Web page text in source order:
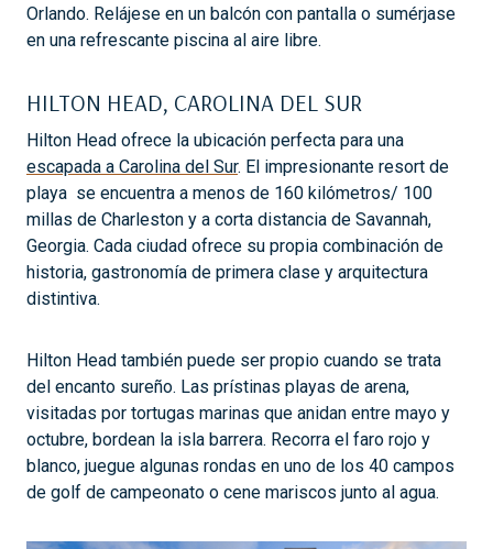
Orlando. Relájese en un balcón con pantalla o sumérjase
en una refrescante piscina al aire libre.
HILTON HEAD, CAROLINA DEL SUR
Hilton Head ofrece la ubicación perfecta para una
escapada a Carolina del Sur. El impresionante resort de
playa se encuentra a menos de 160 kilómetros/ 100
millas de Charleston y a corta distancia de Savannah,
Georgia. Cada ciudad ofrece su propia combinación de
historia, gastronomía de primera clase y arquitectura
distintiva.
Hilton Head también puede ser propio cuando se trata
del encanto sureño. Las prístinas playas de arena,
visitadas por tortugas marinas que anidan entre mayo y
octubre, bordean la isla barrera. Recorra el faro rojo y
blanco, juegue algunas rondas en uno de los 40 campos
de golf de campeonato o cene mariscos junto al agua.